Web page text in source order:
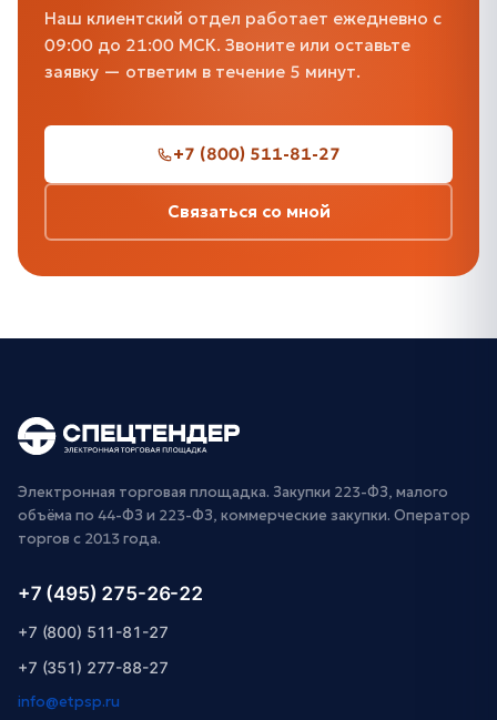
Наш клиентский отдел работает ежедневно с
09:00 до 21:00 МСК. Звоните или оставьте
заявку — ответим в течение 5 минут.
+7 (800) 511-81-27
Связаться со мной
Электронная торговая площадка. Закупки 223-ФЗ, малого
объёма по 44-ФЗ и 223-ФЗ, коммерческие закупки. Оператор
торгов с 2013 года.
+7 (495) 275-26-22
+7 (800) 511-81-27
+7 (351) 277-88-27
info@etpsp.ru